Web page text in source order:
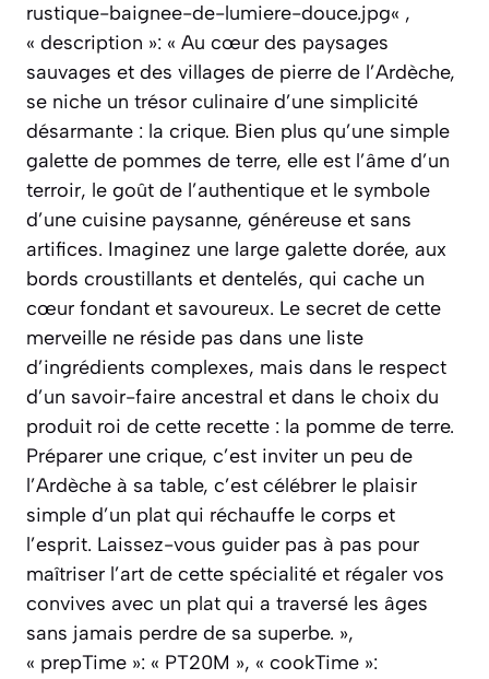
rustique-baignee-de-lumiere-douce.jpg« ,
« description »: « Au cœur des paysages
sauvages et des villages de pierre de l’Ardèche,
se niche un trésor culinaire d’une simplicité
désarmante : la crique. Bien plus qu’une simple
galette de pommes de terre, elle est l’âme d’un
terroir, le goût de l’authentique et le symbole
d’une cuisine paysanne, généreuse et sans
artifices. Imaginez une large galette dorée, aux
bords croustillants et dentelés, qui cache un
cœur fondant et savoureux. Le secret de cette
merveille ne réside pas dans une liste
d’ingrédients complexes, mais dans le respect
d’un savoir-faire ancestral et dans le choix du
produit roi de cette recette : la pomme de terre.
Préparer une crique, c’est inviter un peu de
l’Ardèche à sa table, c’est célébrer le plaisir
simple d’un plat qui réchauffe le corps et
l’esprit. Laissez-vous guider pas à pas pour
maîtriser l’art de cette spécialité et régaler vos
convives avec un plat qui a traversé les âges
sans jamais perdre de sa superbe. »,
« prepTime »: « PT20M », « cookTime »: